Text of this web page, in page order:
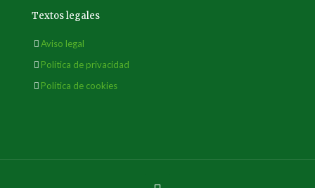
Textos legales
Aviso legal
Política de privacidad
Política de cookies